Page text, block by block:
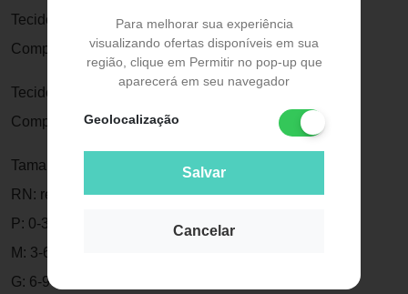
Para melhorar sua experiência
visualizando ofertas disponíveis em sua
região, clique em Permitir no pop-up que
aparecerá em seu navegador
Geolocalização
Salvar
Cancelar
Tecido Camiseta: Malha
Composição: 85% Algodão no mínimo
Tecido Bermuda: Moletinho Jeans
Composição: 91% Algodão 7% Poliéster 2% Elastano
Tamanhos:
RN: recém nascido - até 52cm
P: 0-3 meses - até 62cm
M: 3-6 meses - até 67cm
G: 6-9 meses - até 72cm